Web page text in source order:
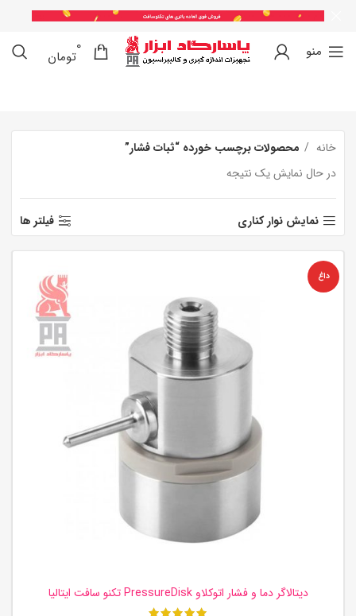
منو 0
0
تومان
خانه
محصولات برچسب خورده “ثبات فشار”
در حال نمایش یک نتیجه
نمایش نوار کناری فیلتر ها
داغ
دیتالاگر دما و فشار اتوکلاو PressureDisk تکنو سافت ایتالیا